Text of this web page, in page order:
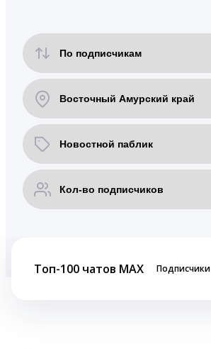
Топ-100 чатов MAX Подписчики